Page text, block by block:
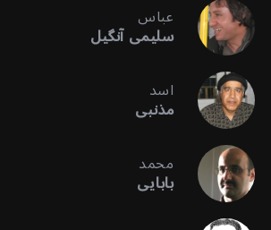
عباس
سلیمی آنگیل
اسد
مذنبی
محمد
بابایی